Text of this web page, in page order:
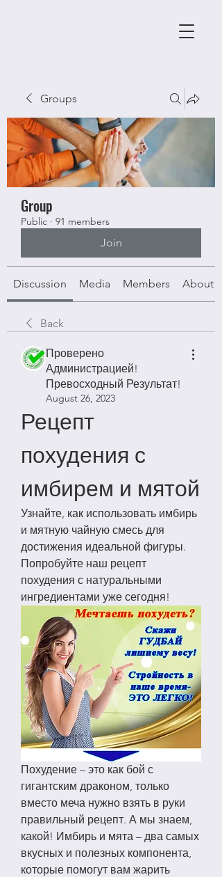
Groups
Group
Public · 91 members
Join
Discussion Media Members About
Back
Проверено
Администрацией!
Превосходный Результат!
August 26, 2023
Рецепт
похудения с
имбирем и мятой
Узнайте, как использовать имбирь
и мятную чайную смесь для
достижения идеальной фигуры.
Попробуйте наш рецепт
похудения с натуральными
ингредиентами уже сегодня!
Похудение – это как бой с
гигантским драконом, только
вместо меча нужно взять в руки
правильный рецепт. А мы знаем,
какой! Имбирь и мята – два самых
вкусных и полезных компонента,
которые помогут вам жарить